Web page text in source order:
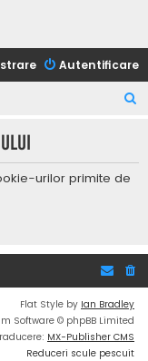
Autentificare
t
urilor primite de
Flat Style by Ian Bradley
Software © phpBB Limited
MX-Publisher CMS
Reduceri scule pescuit